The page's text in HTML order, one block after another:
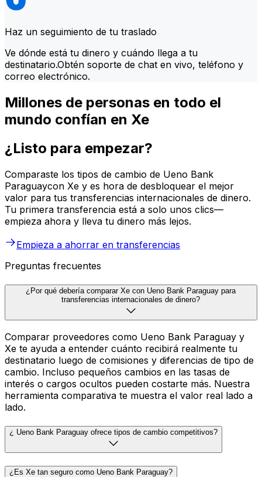
Haz un seguimiento de tu traslado
Ve dónde está tu dinero y cuándo llega a tu
destinatario.Obtén soporte de chat en vivo, teléfono y
correo electrónico.
Millones de personas en todo el
mundo confían en Xe
¿Listo para empezar?
Comparaste los tipos de cambio de Ueno Bank
Paraguaycon Xe y es hora de desbloquear el mejor
valor para tus transferencias internacionales de dinero.
Tu primera transferencia está a solo unos clics—
empieza ahora y lleva tu dinero más lejos.
Empieza a ahorrar en transferencias
Preguntas frecuentes
¿Por qué debería comparar Xe con Ueno Bank Paraguay para
transferencias internacionales de dinero?
Comparar proveedores como Ueno Bank Paraguay y
Xe te ayuda a entender cuánto recibirá realmente tu
destinatario luego de comisiones y diferencias de tipo de
cambio. Incluso pequeños cambios en las tasas de
interés o cargos ocultos pueden costarte más. Nuestra
herramienta comparativa te muestra el valor real lado a
lado.
¿ Ueno Bank Paraguay ofrece tipos de cambio competitivos?
¿Es Xe tan seguro como Ueno Bank Paraguay?